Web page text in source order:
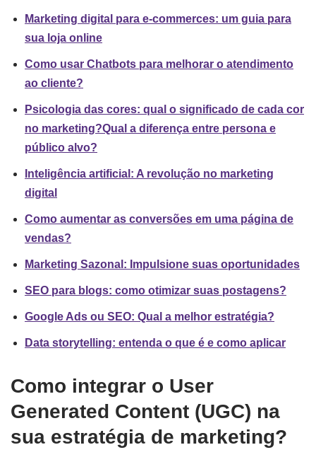
Marketing digital para e-commerces: um guia para
sua loja online
Como usar Chatbots para melhorar o atendimento
ao cliente?
Psicologia das cores: qual o significado de cada cor
no marketing?Qual a diferença entre persona e
público alvo?
Inteligência artificial: A revolução no marketing
digital
Como aumentar as conversões em uma página de
vendas?
Marketing Sazonal: Impulsione suas oportunidades
SEO para blogs: como otimizar suas postagens?
Google Ads ou SEO: Qual a melhor estratégia?
Data storytelling: entenda o que é e como aplicar
Como integrar o User
Generated Content (UGC) na
sua estratégia de marketing?